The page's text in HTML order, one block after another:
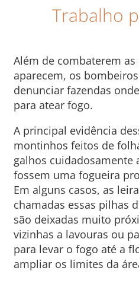
Trabalho
Além de combaterem
aparecem, os
denunciar fazendas
para atear fogo.
A principal evidência
montinhos feitos de
galhos cuidadosamente
fossem uma fogueira
Em alguns casos, as
chamadas essas pilhas
são deixadas muito
vizinhas a lavouras ou
para levar o fogo até a
ampliar os limites da